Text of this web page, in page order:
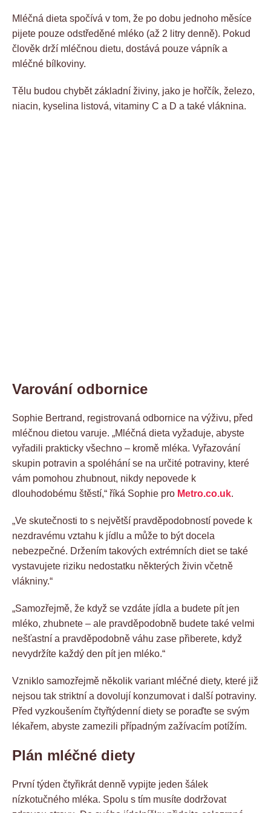
Mléčná dieta spočívá v tom, že po dobu jednoho měsíce
pijete pouze odstředěné mléko (až 2 litry denně). Pokud
člověk drží mléčnou dietu, dostává pouze vápník a
mléčné bílkoviny.
Tělu budou chybět základní živiny, jako je hořčík, železo,
niacin, kyselina listová, vitaminy C a D a také vláknina.
Varování odbornice
Sophie Bertrand, registrovaná odbornice na výživu, před
mléčnou dietou varuje. „Mléčná dieta vyžaduje, abyste
vyřadili prakticky všechno – kromě mléka. Vyřazování
skupin potravin a spoléhání se na určité potraviny, které
vám pomohou zhubnout, nikdy nepovede k
dlouhodobému štěstí,“ říká Sophie pro Metro.co.uk.
„Ve skutečnosti to s největší pravděpodobností povede k
nezdravému vztahu k jídlu a může to být docela
nebezpečné. Držením takových extrémních diet se také
vystavujete riziku nedostatku některých živin včetně
vlákniny.“
„Samozřejmě, že když se vzdáte jídla a budete pít jen
mléko, zhubnete – ale pravděpodobně budete také velmi
nešťastní a pravděpodobně váhu zase přiberete, když
nevydržíte každý den pít jen mléko.“
Vzniklo samozřejmě několik variant mléčné diety, které již
nejsou tak striktní a dovolují konzumovat i další potraviny.
Před vyzkoušením čtyřtýdenní diety se poraďte se svým
lékařem, abyste zamezili případným zažívacím potížím.
Plán mléčné diety
První týden čtyřikrát denně vypijte jeden šálek
nízkotučného mléka. Spolu s tím musíte dodržovat